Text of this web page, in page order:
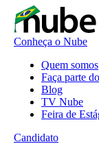
Conheça o Nube
Quem somos
Faça parte
Blog
TV Nube
Feira de
Candidato